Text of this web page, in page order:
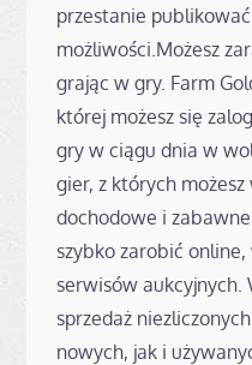
przestanie
możliwości.Możesz
grając w gry. Farm
której możesz się
gry w ciągu dnia w
gier, z których
dochodowe i
szybko zarobić
serwisów
sprzedaż
nowych, jak i